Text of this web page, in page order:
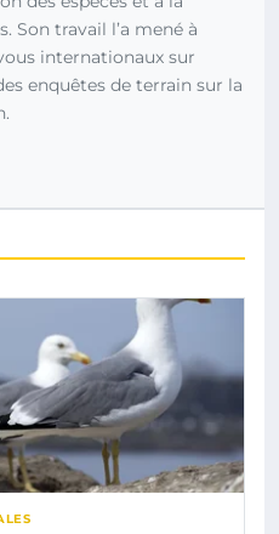
Son travail l’a mené à
internationaux sur
enquêtes de terrain sur la